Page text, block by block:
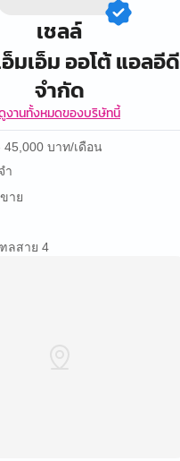
เชลล์
มเอ็ม ออโต้ แอลอีดี
จํากัด
งานทั้งหมดของบริษัทนี้
45,000 บาท/เดือน
ำ
าย
ลสาย 4